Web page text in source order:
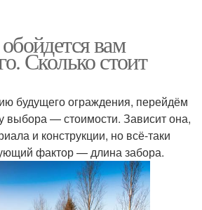
вам
Сколько стоит
будущего ограждения, перейдём
выбора — стоимости. Зависит она,
и конструкции, но всё-таки
фактор — длина забора.